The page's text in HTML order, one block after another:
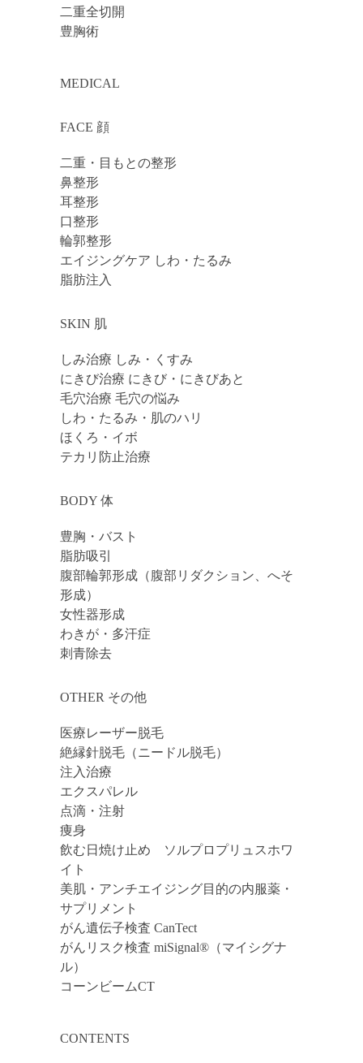
二重全切開
豊胸術
MEDICAL
FACE 顔
二重・目もとの整形
鼻整形
耳整形
口整形
輪郭整形
エイジングケア しわ・たるみ
脂肪注入
SKIN 肌
しみ治療 しみ・くすみ
にきび治療 にきび・にきびあと
毛穴治療 毛穴の悩み
しわ・たるみ・肌のハリ
ほくろ・イボ
テカリ防止治療
BODY 体
豊胸・バスト
脂肪吸引
腹部輪郭形成（腹部リダクション、へそ
形成）
女性器形成
わきが・多汗症
刺青除去
OTHER その他
医療レーザー脱毛
絶縁針脱毛（ニードル脱毛）
注入治療
エクスパレル
点滴・注射
痩身
飲む日焼け止め ソルプロプリュスホワ
イト
美肌・アンチエイジング目的の内服薬・
サプリメント
がん遺伝子検査 CanTect
がんリスク検査 miSignal®（マイシグナ
ル）
コーンビームCT
CONTENTS